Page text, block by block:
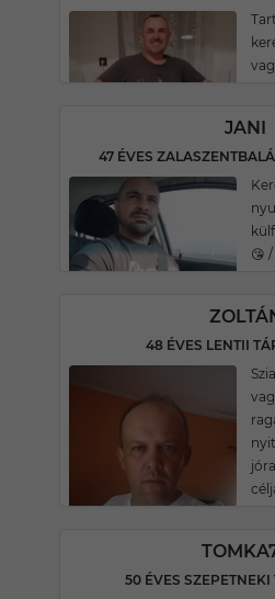
JANI
47 ÉVES
😘 /
48 ÉVES LENTII
50 ÉVES SZEPETNEKI